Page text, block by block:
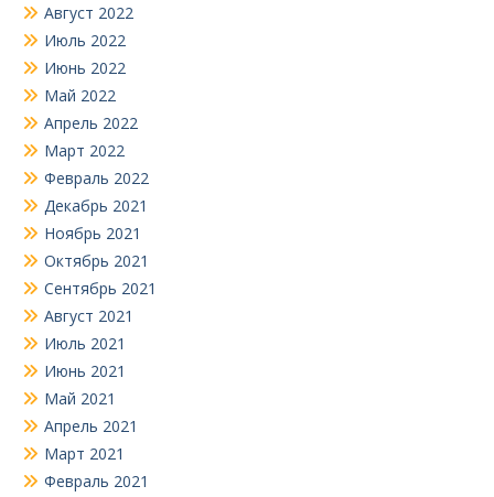
Август 2022
Июль 2022
Июнь 2022
Май 2022
Апрель 2022
Март 2022
Февраль 2022
Декабрь 2021
Ноябрь 2021
Октябрь 2021
Сентябрь 2021
Август 2021
Июль 2021
Июнь 2021
Май 2021
Апрель 2021
Март 2021
Февраль 2021